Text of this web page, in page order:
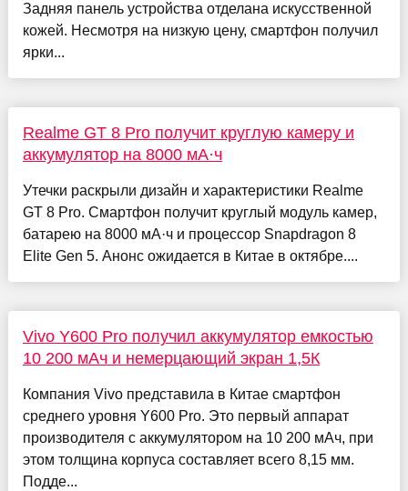
Задняя панель устройства отделана искусственной
кожей. Несмотря на низкую цену, смартфон получил
ярки...
Realme GT 8 Pro получит круглую камеру и
аккумулятор на 8000 мА·ч
Утечки раскрыли дизайн и характеристики Realme
GT 8 Pro. Смартфон получит круглый модуль камер,
батарею на 8000 мА·ч и процессор Snapdragon 8
Elite Gen 5. Анонс ожидается в Китае в октябре....
Vivo Y600 Pro получил аккумулятор емкостью
10 200 мАч и немерцающий экран 1,5К
Компания Vivo представила в Китае смартфон
среднего уровня Y600 Pro. Это первый аппарат
производителя с аккумулятором на 10 200 мАч, при
этом толщина корпуса составляет всего 8,15 мм.
Подде...